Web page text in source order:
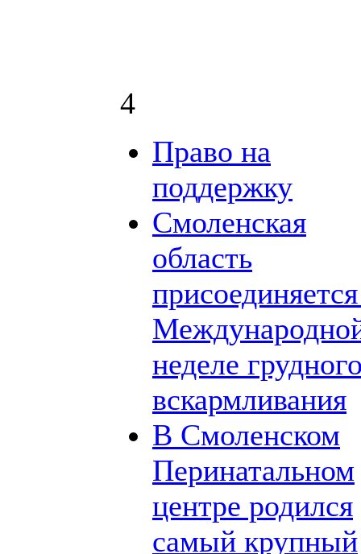
4
Право на
поддержку
Смоленская
область
неделе
вскармливания
В Смоленском
Перинатальном
центре родился
самый крупный